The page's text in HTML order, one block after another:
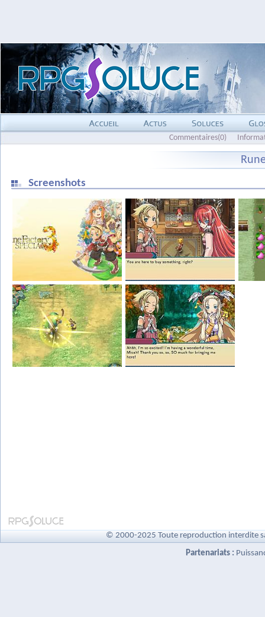
Commentaires(0)
Screenshots
© 2000-2025 Toute reproduction interdite
Partenariats :